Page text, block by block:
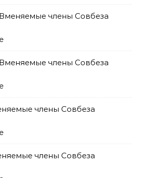
Вменяемые члены Совбеза
Вменяемые члены Совбеза
члены Совбеза
члены Совбеза